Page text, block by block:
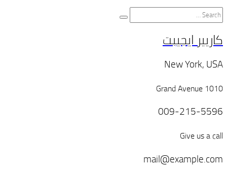
كاريير ايجيبت
New York, USA
1010 Grand Avenue
009-215-5596
Give us a call
mail@example.com